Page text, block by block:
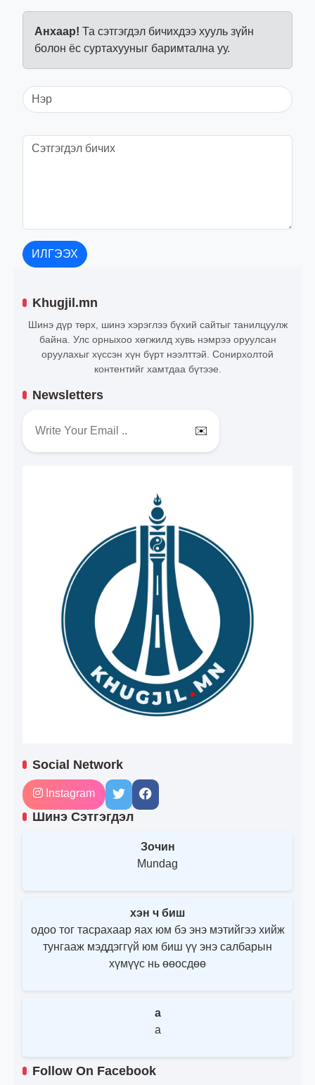
Анхаар! Та сэтгэгдэл бичихдээ хууль зүйн
болон ёс суртахууныг баримтална уу.
ИЛГЭЭХ
Khugjil.mn
Шинэ дүр төрх, шинэ хэрэглээ бүхий сайтыг танилцуулж
байна. Улс орныхоо хөгжилд хувь нэмрээ оруулсан
оруулахыг хүссэн хүн бүрт нээлттэй. Сонирхолтой
контентийг хамтдаа бүтээе.
Newsletters
✉️
Social Network
Instagram
Шинэ Сэтгэгдэл
Зочин
Mundag
хэн ч биш
одоо тог тасрахаар яах юм бэ энэ мэтийгээ хийж
тунгааж мэддэггүй юм биш үү энэ салбарын
хүмүүс нь өөосдөө
a
a
Follow On Facebook